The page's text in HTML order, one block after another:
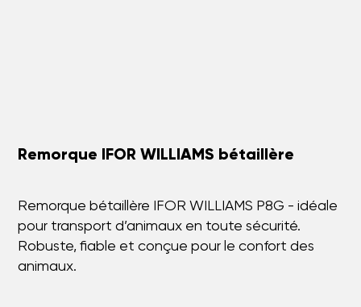
Remorque IFOR WILLIAMS bétaillère
Remorque bétaillère IFOR WILLIAMS P8G - idéale
pour transport d’animaux en toute sécurité.
Robuste, fiable et conçue pour le confort des
animaux.